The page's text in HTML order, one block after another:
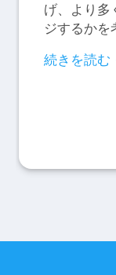
げ、より多
ジするかを
続きを読